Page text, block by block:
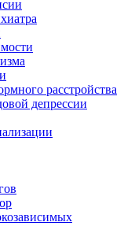
расстройства
депрессии